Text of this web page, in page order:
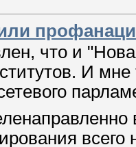
что и
И
всего